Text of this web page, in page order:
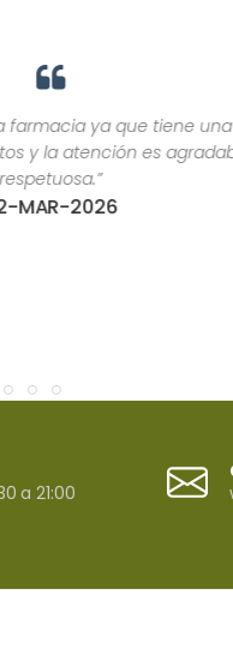
ya que tiene una
la atención es agradable y
2026
a 21:00